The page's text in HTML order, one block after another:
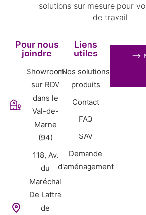
solutions sur mesure pour
de travail
Pour nous
joindre
Showroom
sur RDV
dans le
Val-de-
Marne
(94)
118, Av.
du
Maréchal
De Lattre
de
Liens
utiles
Nos solutions
produits
Contact
FAQ
SAV
Demande
d'aménagement
⟶